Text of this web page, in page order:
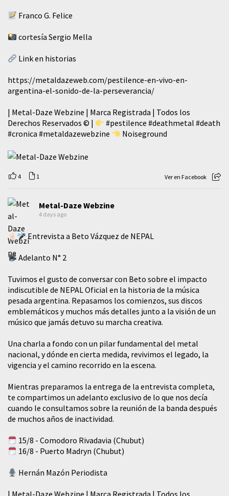
Franco G. Felice
cortesía Sergio Mella
Link en historias
https://metaldazeweb.com/pestilence-en-vivo-en-
argentina-el-sonido-de-la-perseverancia/
| Metal-Daze Webzine | Marca Registrada | Todos los
Derechos Reservados © |
#pestilence #deathmetal #death
#cronica #metaldazewebzine Noiseground
4 1 Ver en Facebook
Metal-Daze Webzine
4 days ago
Entrevista a Beto Vázquez de NEPAL
Adelanto N° 2
Tuvimos el gusto de conversar con Beto sobre el impacto
indiscutible de NEPAL Oficial en la historia de la música
pesada argentina. Repasamos los comienzos, sus discos
emblemáticos y muchos más detalles junto a la visión de un
músico que jamás detuvo su marcha creativa.
​Una charla a fondo con un pilar fundamental del metal
nacional, y dónde en cierta medida, revivimos el legado, la
vigencia y el camino recorrido en la escena.
Mientras preparamos la entrega de la entrevista completa,
te compartimos un adelanto exclusivo de lo que nos decía
cuando le consultamos sobre la reunión de la banda después
de muchos años de inactividad.
15/8 - Comodoro Rivadavia (Chubut)
16/8 - Puerto Madryn (Chubut)
Hernán Mazón Periodista